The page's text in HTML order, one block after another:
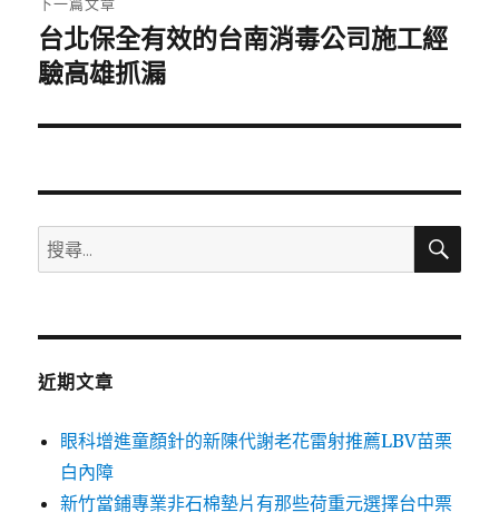
下
一
文
台北保全有效的台南消毒公司施工經
驗高雄抓漏
搜
尋
鍵
搜
近期文章
眼科增進童顏針的新陳代謝老花雷射推薦LBV苗栗
白內障
新竹當鋪專業非石棉墊片有那些荷重元選擇台中票